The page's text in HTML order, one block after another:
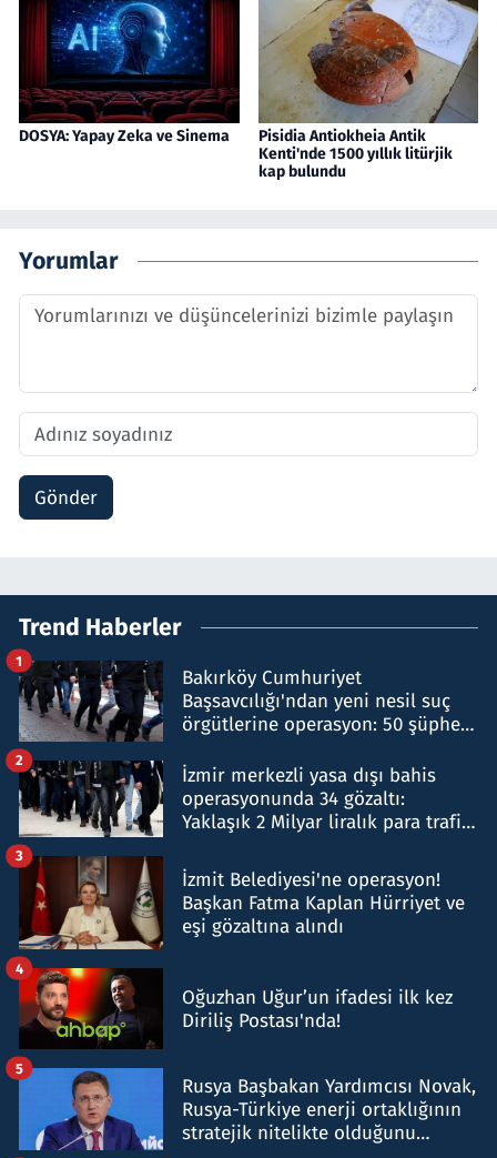
DOSYA: Yapay Zeka ve Sinema
Pisidia Antiokheia Antik
Kenti'nde 1500 yıllık litürjik
kap bulundu
Yorumlar
Gönder
Trend Haberler
Bakırköy Cumhuriyet
Başsavcılığı'ndan yeni nesil suç
örgütlerine operasyon: 50 şüpheli
1
İzmir merkezli yasa dışı bahis
operasyonunda 34 gözaltı:
Yaklaşık 2 Milyar liralık para trafiği
2
İzmit Belediyesi'ne operasyon!
Başkan Fatma Kaplan Hürriyet ve
eşi gözaltına alındı
3
Oğuzhan Uğur’un ifadesi ilk kez
Diriliş Postası'nda!
4
Rusya Başbakan Yardımcısı Novak,
Rusya-Türkiye enerji ortaklığının
stratejik nitelikte olduğunu
5